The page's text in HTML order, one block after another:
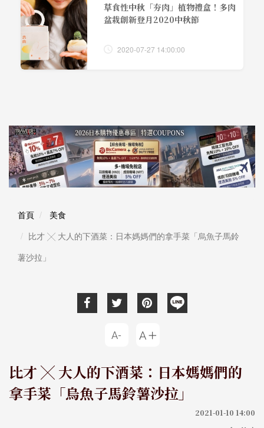
草食性中秋「夯肉」植物禮盒！多肉
盆栽創新登月2020中秋節
2020-07-27 14:00:00
首頁
美食
比才 ╳ 大人的下酒菜：日本媽媽們的拿手菜「烏魚子馬鈴
薯沙拉」
比才 ╳ 大人的下酒菜：日本媽媽們的
拿手菜「烏魚子馬鈴薯沙拉」
2021-01-10 14:00